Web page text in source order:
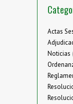
Actas
Noticias